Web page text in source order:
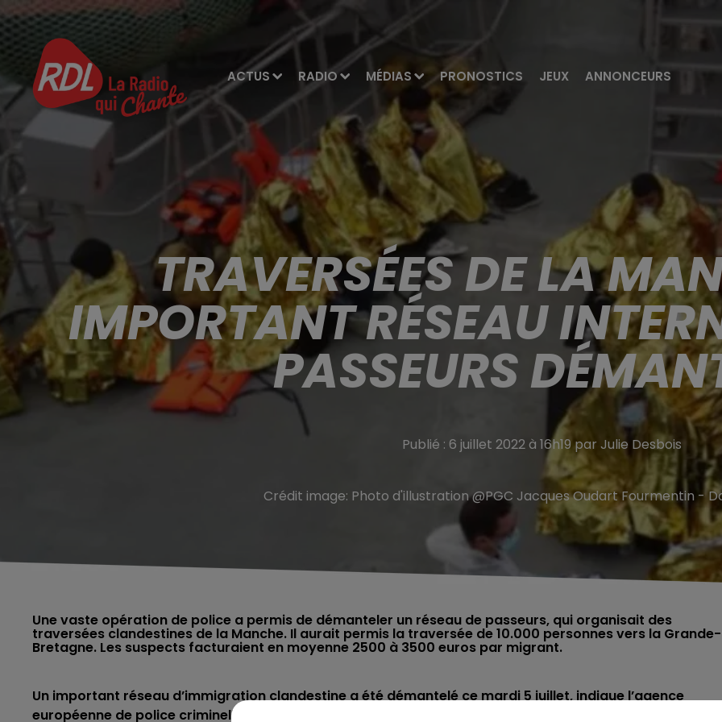
ACTUS RADIO MÉDIAS PRONOSTICS JEUX ANNONCEURS
TRAVERSÉES DE LA
IMPORTANT RÉSEAU
PASSEURS
Publié : 6 juillet 2022 à 16h19 par Julie Desbois
Crédit image: Photo d'illustration @PGC Jacques Oudart Fourmentin -
Une vaste opération de police a permis de démanteler un réseau de passeurs, qui organisait des
traversées clandestines de la Manche. Il aurait permis la traversée de 10.000 personnes vers la Grande-
Bretagne. Les suspects facturaient en moyenne 2500 à 3500 euros par migrant.
Un important réseau d’immigration clandestine a été démantelé ce mardi 5 juillet, indique l’agence
européenne de police criminelle, Europol.